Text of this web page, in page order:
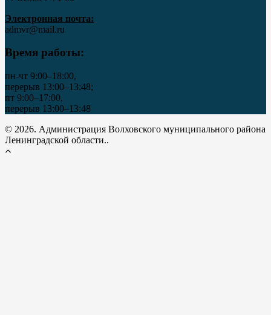
Электронная почта:
admvr@mail.ru
Время работы:
пн-чт 9:00–18:00,
перерыв 13:00–13:48;
пт 9:00–17:00,
перерыв 13:00–13:48
© 2026. Администрация Волховского муниципального района
Ленинградской области..